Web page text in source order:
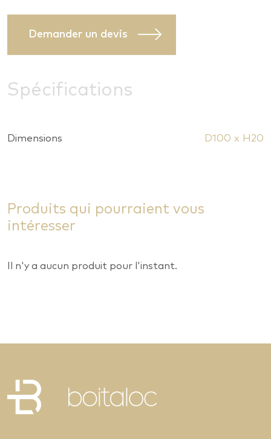
Demander un devis
Spécifications
Dimensions D100 x H20
Produits qui pourraient vous
intéresser
Il n'y a aucun produit pour l'instant.